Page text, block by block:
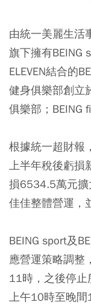
由統一美麗生活
旗下擁有BEING
ELEVEN結合的
健身俱樂部創立
俱樂部；BEING
根據統一超財報
上半年稅後虧損
損6534.5萬元擴
佳佳整體營運，
BEING sport及
應營運策略調整
11時，之後停止
上午10時至晚間